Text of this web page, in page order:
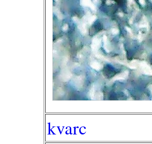
kvarc